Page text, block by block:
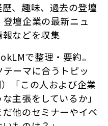
、趣味、過去の登壇
壇企業の最新ニュ
などを収集
で整理・要約。
ーマに合うトピッ
「この人および企業
主張をしているか」
だ他のセミナーやイベ